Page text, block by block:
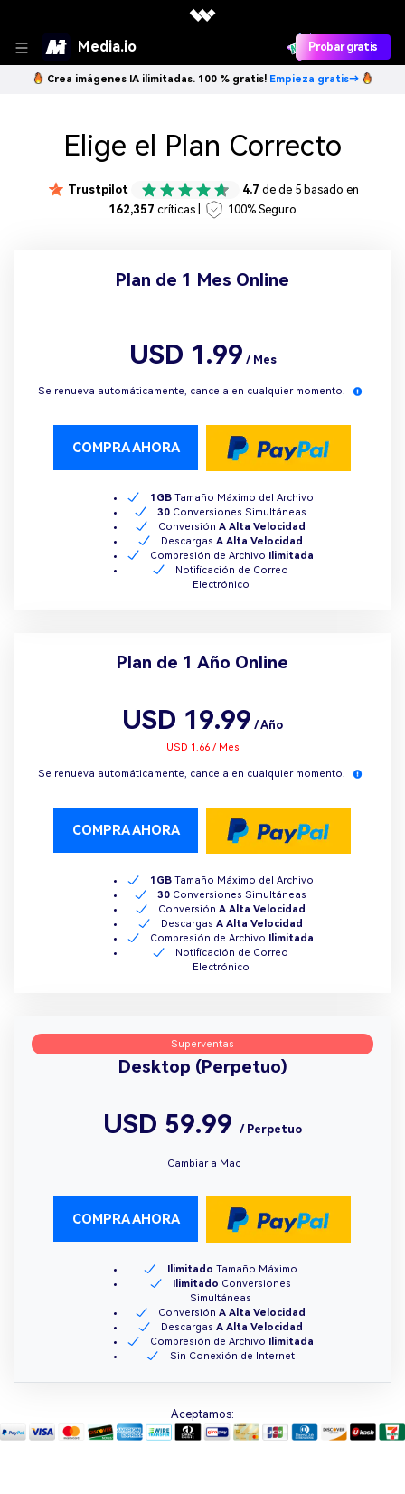
Media.io Probar gratis
Crea imágenes IA ilimitadas. 100 % gratis! Empieza gratis→
Elige el Plan Correcto
Trustpilot 4.7 de de 5 basado en
162,357 críticas | 100% Seguro
Plan de 1 Mes Online
USD 1.99 / Mes
Se renueva automáticamente, cancela en cualquier momento.
COMPRA AHORA
1GB Tamaño Máximo del Archivo
30 Conversiones Simultáneas
ConversiónA Alta Velocidad
DescargasA Alta Velocidad
Compresión de Archivo
Ilimitada
Notificación de Correo
Electrónico
Plan de 1 Año Online
USD 19.99 / Año
USD 1.66 / Mes
Se renueva automáticamente, cancela en cualquier momento.
COMPRA AHORA
1GB Tamaño Máximo del Archivo
30 Conversiones Simultáneas
ConversiónA Alta Velocidad
DescargasA Alta Velocidad
Compresión de Archivo
Ilimitada
Notificación de Correo
Electrónico
Superventas
Desktop (Perpetuo)
USD 59.99 / Perpetuo
Cambiar a Mac
COMPRA AHORA
Ilimitado Tamaño Máximo
Ilimitado Conversiones
Simultáneas
ConversiónA Alta Velocidad
DescargasA Alta Velocidad
Compresión de Archivo
Ilimitada
Sin Conexión de Internet
Aceptamos: